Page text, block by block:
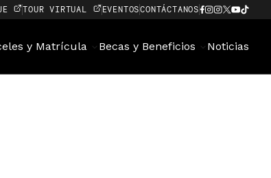
TOUR VIRTUAL EVENTOSCONTÁCTANOS
y Matrícula Becas y Beneficios Noticias